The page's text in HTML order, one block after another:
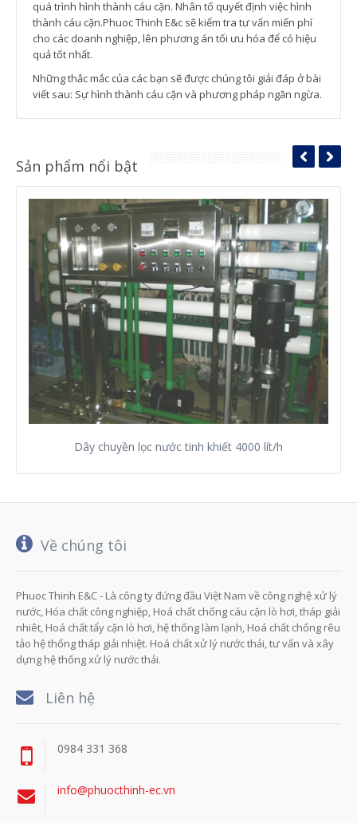
quá trình hình thành cáu cặn. Nhân tố quyết định việc hình
thành cáu cặn.Phuoc Thinh E&c sẽ kiểm tra tư vấn miến phí
cho các doanh nghiệp, lên phương án tối ưu hóa để có hiệu
quả tốt nhất.
Những thắc mắc của các bạn sẽ được chúng tôi giải đáp ở bài
viết sau: Sự hình thành cáu cặn và phương pháp ngăn ngừa.
Sản phẩm nổi bật
Dây chuyền lọc nước tinh khiết 4000 lít/h
Về chúng tôi
Phuoc Thinh E&C - Là công ty đứng đầu Việt Nam về công nghệ xử lý
nước, Hóa chất công nghiệp, Hoá chất chống cáu cặn lò hơi, tháp giải
nhiêt, Hoá chất tẩy cặn lò hơi, hệ thống làm lạnh, Hoá chất chống rêu
tảo hệ thống tháp giải nhiệt. Hoá chất xử lý nước thải, tư vấn và xây
dựng hệ thống xử lý nước thải.
Liên hệ
0984 331 368
info@phuocthinh-ec.vn